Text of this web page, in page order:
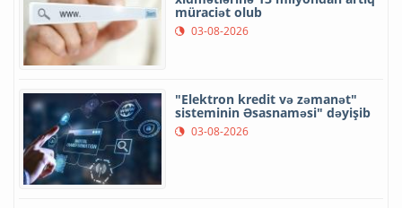
müraciət olub
03-08-2026
"Elektron kredit və zəmanət"
sisteminin Əsasnaməsi" dəyişib
03-08-2026